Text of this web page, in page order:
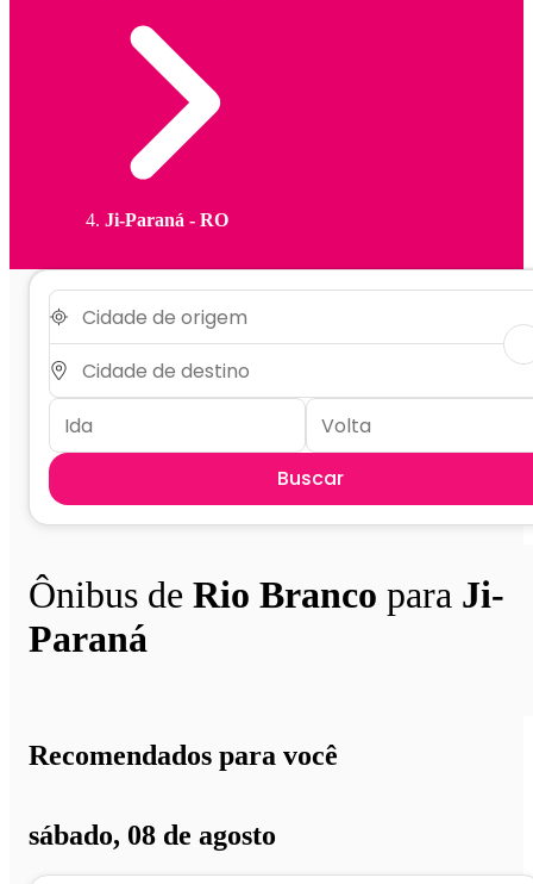
Ji-Paraná - RO
Buscar
Ônibus de Rio Branco para Ji-
Paraná
Recomendados para você
sábado, 08 de agosto